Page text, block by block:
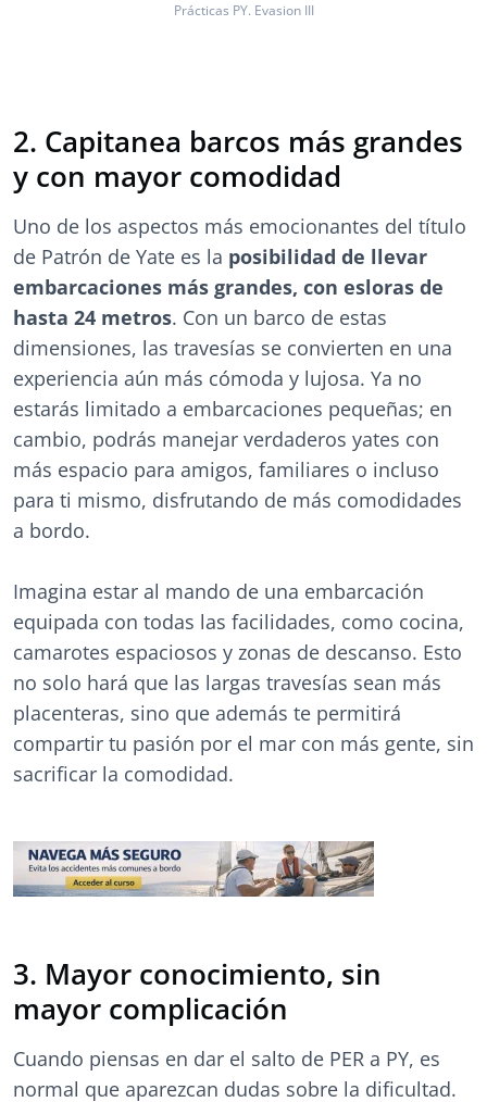
Prácticas PY. Evasion III
2. Capitanea barcos más grandes
y con mayor comodidad
Uno de los aspectos más emocionantes del título
de Patrón de Yate es la posibilidad de llevar
embarcaciones más grandes, con esloras de
hasta 24 metros. Con un barco de estas
dimensiones, las travesías se convierten en una
experiencia aún más cómoda y lujosa. Ya no
estarás limitado a embarcaciones pequeñas; en
cambio, podrás manejar verdaderos yates con
más espacio para amigos, familiares o incluso
para ti mismo, disfrutando de más comodidades
a bordo.
Imagina estar al mando de una embarcación
equipada con todas las facilidades, como cocina,
camarotes espaciosos y zonas de descanso. Esto
no solo hará que las largas travesías sean más
placenteras, sino que además te permitirá
compartir tu pasión por el mar con más gente, sin
sacrificar la comodidad.
3. Mayor conocimiento, sin
mayor complicación
Cuando piensas en dar el salto de PER a PY, es
normal que aparezcan dudas sobre la dificultad.